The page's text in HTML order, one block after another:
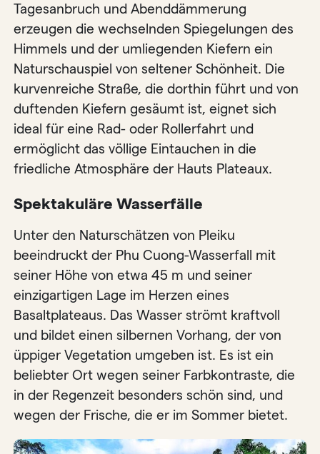
Tagesanbruch und Abenddämmerung
erzeugen die wechselnden Spiegelungen des
Himmels und der umliegenden Kiefern ein
Naturschauspiel von seltener Schönheit. Die
kurvenreiche Straße, die dorthin führt und von
duftenden Kiefern gesäumt ist, eignet sich
ideal für eine Rad- oder Rollerfahrt und
ermöglicht das völlige Eintauchen in die
friedliche Atmosphäre der Hauts Plateaux.
Spektakuläre Wasserfälle
Unter den Naturschätzen von Pleiku
beeindruckt der Phu Cuong-Wasserfall mit
seiner Höhe von etwa 45 m und seiner
einzigartigen Lage im Herzen eines
Basaltplateaus. Das Wasser strömt kraftvoll
und bildet einen silbernen Vorhang, der von
üppiger Vegetation umgeben ist. Es ist ein
beliebter Ort wegen seiner Farbkontraste, die
in der Regenzeit besonders schön sind, und
wegen der Frische, die er im Sommer bietet.